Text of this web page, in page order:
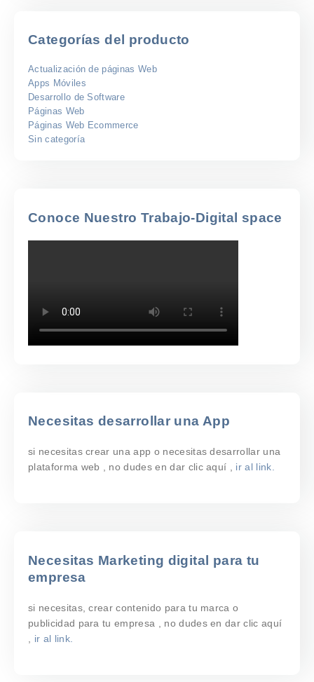
Categorías del producto
Actualización de páginas Web
Apps Móviles
Desarrollo de Software
Páginas Web
Páginas Web Ecommerce
Sin categoría
Conoce Nuestro Trabajo-Digital space
Necesitas desarrollar una App
si necesitas crear una app o necesitas desarrollar una
plataforma web , no dudes en dar clic aquí , ir al link.
Necesitas Marketing digital para tu
empresa
si necesitas, crear contenido para tu marca o
publicidad para tu empresa , no dudes en dar clic aquí
ir al link.